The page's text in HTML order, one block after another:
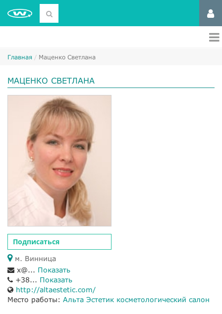
Главная Маценко Светлана
МАЦЕНКО СВЕТЛАНА
Подписаться
м. Винница
x@... Показать
+38... Показать
http://altaestetic.com/
Место работы: Альта Эстетик косметологический салон